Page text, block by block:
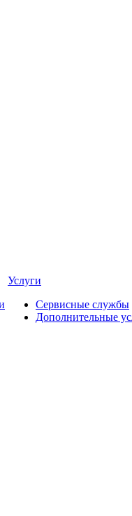
Услуги
Сервисные службы
Дополнительные